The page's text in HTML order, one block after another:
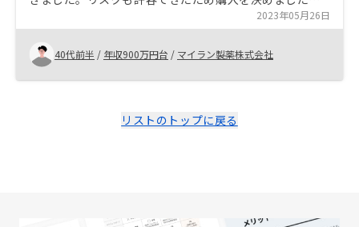
一度お話聞いてみて欲しいです。始めは怪しいと思って
少し疑いながら聞いていましたが、今では恥ずかしいで
す。
2023年05月26日
40代前半 / 年収900万円台 / マイラン製薬株式会社
リストのトップに戻る